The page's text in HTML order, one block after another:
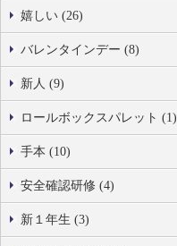
嬉しい (26)
バレンタインデー (8)
新人 (9)
ロールボックスパレット (1)
手本 (10)
安全確認研修 (4)
新１年生 (3)